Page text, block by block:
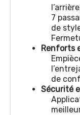
7
de
Renforts
de
Sécurité